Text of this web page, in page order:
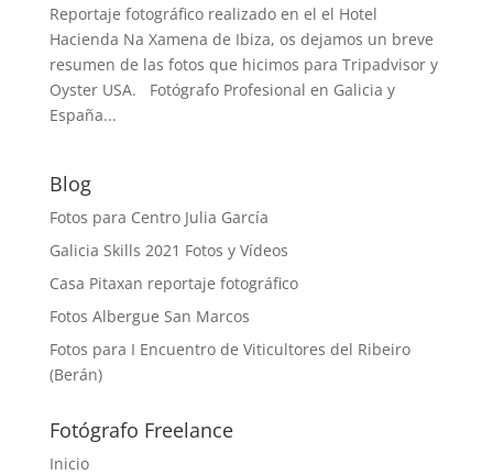
Reportaje fotográfico realizado en el el Hotel
Hacienda Na Xamena de Ibiza, os dejamos un breve
resumen de las fotos que hicimos para Tripadvisor y
Oyster USA. Fotógrafo Profesional en Galicia y
España...
Blog
Fotos para Centro Julia García
Galicia Skills 2021 Fotos y Vídeos
Casa Pitaxan reportaje fotográfico
Fotos Albergue San Marcos
Fotos para I Encuentro de Viticultores del Ribeiro
(Berán)
Fotógrafo Freelance
Inicio